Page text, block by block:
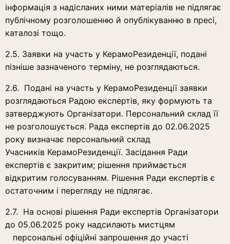
інформація з надісланих ними матеріалів не підлягає
публічному розголошенню й опублікуванню в пресі,
каталозі тощо.
2.5. Заявки на участь у КерамоРезиденції, подані
пізніше зазначеного терміну, не розглядаються.
2.6. Подані на участь у КерамоРезиденції заявки
розглядаються Радою експертів, яку формують та
затверджують Організатори. Персональний склад її
не розголошується. Рада експертів до 02.06.2025
року визначає персональний склад
Учасників КерамоРезиденції. Засідання Ради
експертів є закритим; рішення приймається
відкритим голосуванням. Рішення Ради експертів є
остаточним і перегляду не підлягає.
2.7. На основі рішення Ради експертів Організатори
до 05.06.2025 року надсилають мистцям
персональні офіційні запрошення до участі